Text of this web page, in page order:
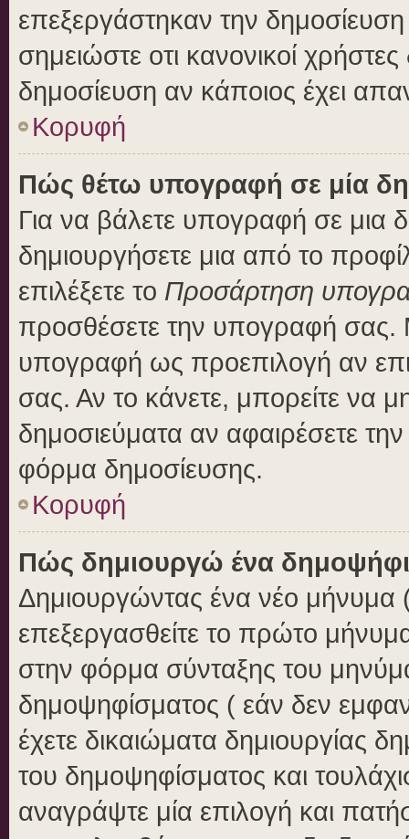
επεξεργάστηκαν την
σημειώστε οτι κανονικοί
δημοσίευση αν κάποιος έχει
Κορυφή
Πώς θέτω υπογραφή σε μία
Για να βάλετε υπογραφή σε μια
δημιουργήσετε μια από το
επιλέξετε το Προσάρτηση
προσθέσετε την υπογραφή σας.
υπογραφή ως προεπιλογή αν
σας. Αν το κάνετε, μπορείτε να
δημοσιεύματα αν αφαιρέσετε
φόρμα δημοσίευσης.
Κορυφή
Πώς δημιουργώ ένα
Δημιουργώντας ένα νέο μήνυμα
επεξεργασθείτε το πρώτο
στην φόρμα σύνταξης του
δημοψηφίσματος ( εάν δεν
έχετε δικαιώματα δημιουργίας
του δημοψηφίσματος και
αναγράψτε μία επιλογή και